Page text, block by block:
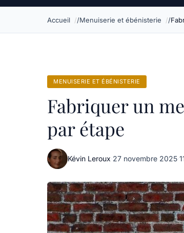
Accueil Menuiserie et ébénisterie
MENUISERIE ET ÉBÉNISTERIE
Fabriquer un
par étape
Kévin Leroux·27 novembre 2025·